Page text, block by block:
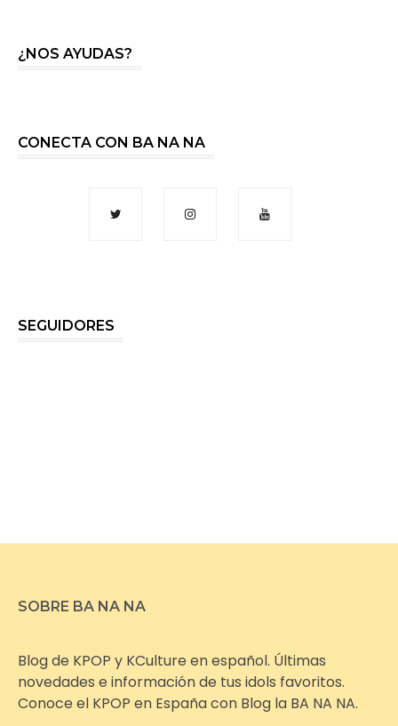
¿NOS AYUDAS?
CONECTA CON BA NA NA
SEGUIDORES
SOBRE BA NA NA
Blog de KPOP y KCulture en español. Últimas
novedades e información de tus idols favoritos.
Conoce el KPOP en España con Blog la BA NA NA.